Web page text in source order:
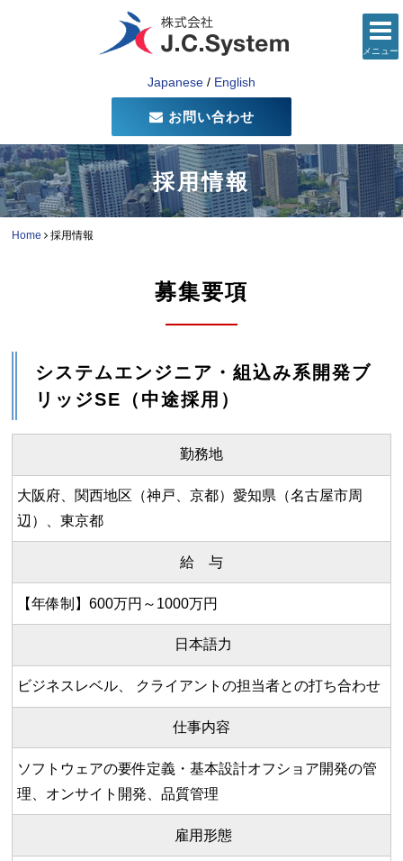
メニュー
Japanese / English
お問い合わせ
採用情報
Home 採用情報
募集要項
システムエンジニア・組込み系開発ブ
リッジSE（中途採用）
勤務地
大阪府、関西地区（神戸、京都）愛知県（名古屋市周
辺）、東京都
給 与
【年俸制】600万円～1000万円
日本語力
ビジネスレベル、 クライアントの担当者との打ち合わせ
仕事内容
ソフトウェアの要件定義・基本設計オフショア開発の管
理、オンサイト開発、品質管理
雇用形態